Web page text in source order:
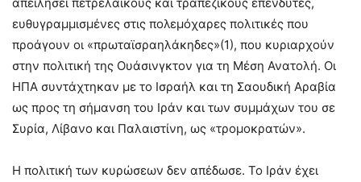
ευθυγραμμισμένες στις πολεμόχαρες πολιτικές που
προάγουν οι «πρωταϊσραηλάκηδες»(1), που κυριαρχούν
στην πολιτική της Ουάσινγκτον για τη Μέση Ανατολή. Οι
ΗΠΑ συντάχτηκαν με το Ισραήλ και τη Σαουδική Αραβία
ως προς τη σήμανση του Ιράν και των συμμάχων του σε
Συρία, Λίβανο και Παλαιστίνη, ως «τρομοκρατών».
Η πολιτική των κυρώσεων δεν απέδωσε. Το Ιράν έχει